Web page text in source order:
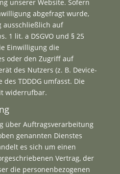
unserer Website. Sofern
abgefragt wurde,
ausschließlich auf
1 lit. a DSGVO und § 25
Einwilligung die
oder den Zugriff auf
des Nutzers (z. B. Device-
TDDDG umfasst. Die
widerrufbar.
über Auftragsverarbeitung
genannten Dienstes
es sich um einen
Vertrag, der
die personenbezogenen